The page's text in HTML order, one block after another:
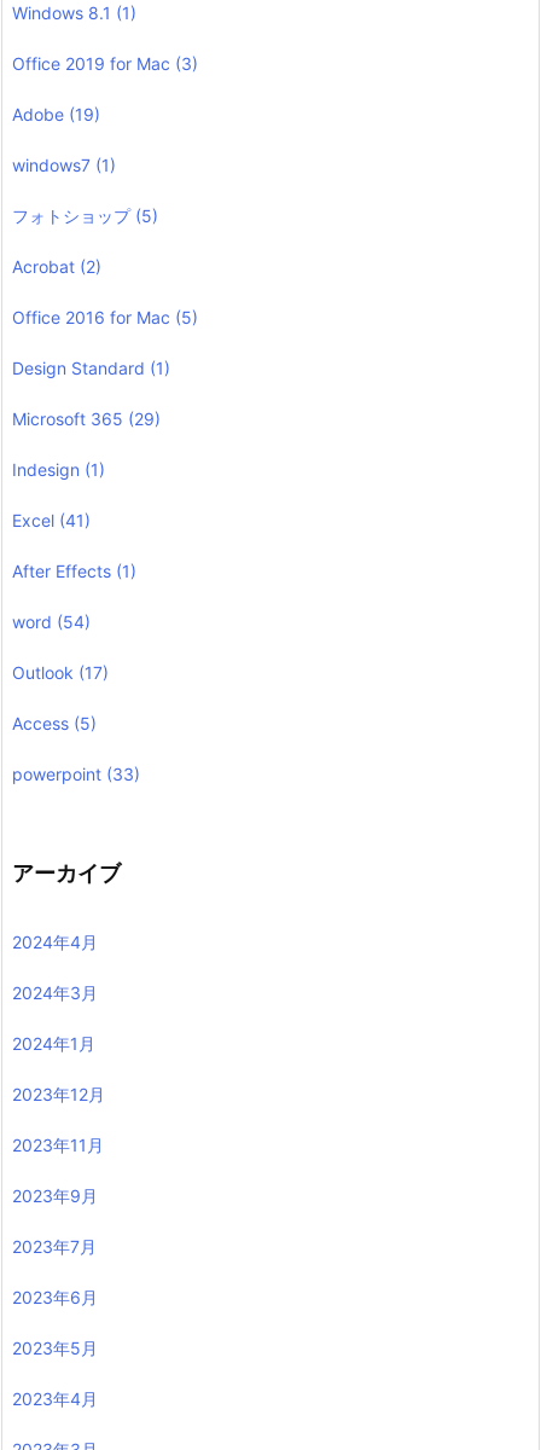
Windows 8.1 (1)
Office 2019 for Mac (3)
Adobe (19)
windows7 (1)
フォトショップ (5)
Acrobat (2)
Office 2016 for Mac (5)
Design Standard (1)
Microsoft 365 (29)
Indesign (1)
Excel (41)
After Effects (1)
word (54)
Outlook (17)
Access (5)
powerpoint (33)
アーカイブ
2024年4月
2024年3月
2024年1月
2023年12月
2023年11月
2023年9月
2023年7月
2023年6月
2023年5月
2023年4月